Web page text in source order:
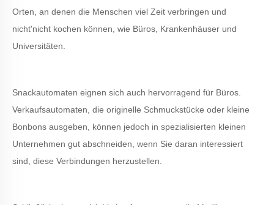
Orten, an denen die Menschen viel Zeit verbringen und
nicht'nicht kochen können, wie Büros, Krankenhäuser und
Universitäten.
Snackautomaten eignen sich auch hervorragend für Büros.
Verkaufsautomaten, die originelle Schmuckstücke oder kleine
Bonbons ausgeben, können jedoch in spezialisierten kleinen
Unternehmen gut abschneiden, wenn Sie daran interessiert
sind, diese Verbindungen herzustellen.